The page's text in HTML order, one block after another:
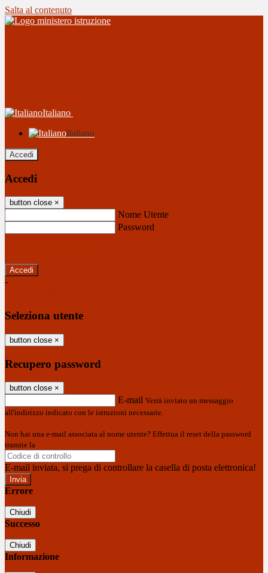
Salta al contenuto
Italiano
Italiano
Accedi
Accedi
button close ×
Nome Utente
Password
-
Seleziona utente
button close ×
Recupero password
button close ×
E-mail Verrà inviato un messaggio
all'indirizzo indicato con le istruzioni necessarie.
Non hai una e-mail associata al nome utente? Effettua il reset della password
tramite la
E-mail inviata, si prega di controllare la casella di posta elettronica!
Errore
Chiudi
Successo
Chiudi
Informazione